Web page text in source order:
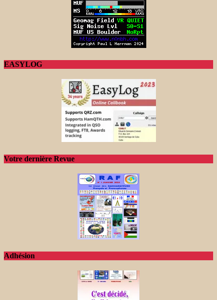
EASYLOG
Votre dernière Revue
Adhésion